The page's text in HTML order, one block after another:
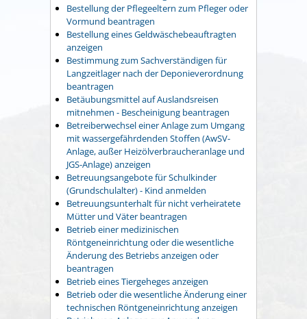
Bestellung der Pflegeeltern zum Pfleger oder
Vormund beantragen
Bestellung eines Geldwäschebeauftragten
anzeigen
Bestimmung zum Sachverständigen für
Langzeitlager nach der Deponieverordnung
beantragen
Betäubungsmittel auf Auslandsreisen
mitnehmen - Bescheinigung beantragen
Betreiberwechsel einer Anlage zum Umgang
mit wassergefährdenden Stoffen (AwSV-
Anlage, außer Heizölverbraucheranlage und
JGS-Anlage) anzeigen
Betreuungsangebote für Schulkinder
(Grundschulalter) - Kind anmelden
Betreuungsunterhalt für nicht verheiratete
Mütter und Väter beantragen
Betrieb einer medizinischen
Röntgeneinrichtung oder die wesentliche
Änderung des Betriebs anzeigen oder
beantragen
Betrieb eines Tiergeheges anzeigen
Betrieb oder die wesentliche Änderung einer
technischen Röntgeneinrichtung anzeigen